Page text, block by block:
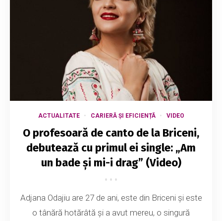
ACTUALITATE CARIERĂ ȘI EFICIENȚĂ VIDEO
O profesoară de canto de la Briceni,
debutează cu primul ei single: „Am
un bade și mi-i drag” (Video)
Adjana Odajiu are 27 de ani, este din Briceni și este
o tânără hotărâtă și a avut mereu, o singură